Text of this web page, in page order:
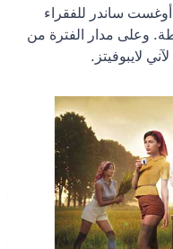
أوغست ساندر للفقراء
وعلى مدار الفترة من